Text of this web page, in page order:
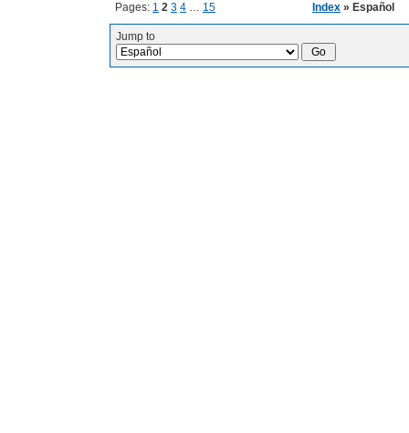
Pages: 1 2 3 4 … 15 Index » Español
Jump to